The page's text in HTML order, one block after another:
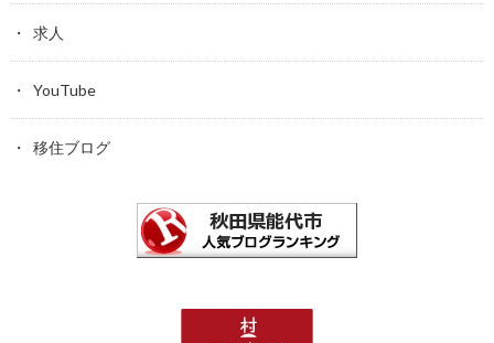
求人
YouTube
移住ブログ